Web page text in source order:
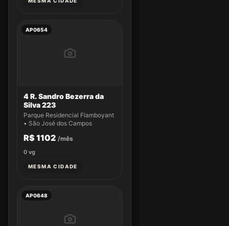
AP0654
4 R. Sandro Bezerra da
Silva 223
Parque Residencial Flamboyant
• São José dos Campos
R$ 1102 /mês
0 vg
MESMA CIDADE
AP0648